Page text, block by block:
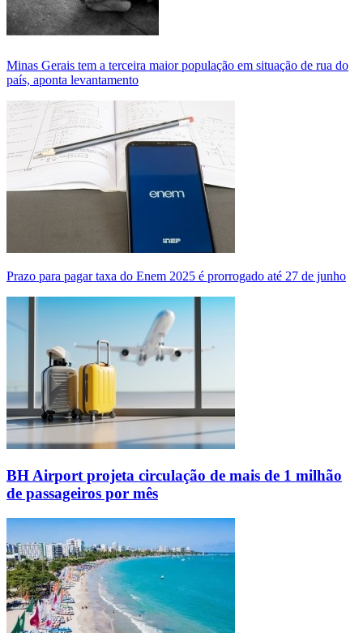
Minas Gerais tem a terceira maior população em situação de rua do
país, aponta levantamento
Prazo para pagar taxa do Enem 2025 é prorrogado até 27 de junho
BH Airport projeta circulação de mais de 1 milhão
de passageiros por mês